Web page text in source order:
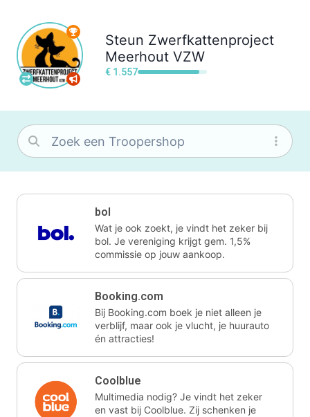
Steun Zwerfkattenproject
Meerhout VZW
€ 1.557
bol
Wat je ook zoekt, je vindt het zeker bij
bol. Je vereniging krijgt gem. 1,5%
commissie op jouw aankoop.
Booking.com
Bij Booking.com boek je niet alleen je
verblijf, maar ook je vlucht, je huurauto
én attracties!
Coolblue
Multimedia nodig? Je vindt het zeker
en vast bij Coolblue. Zij schenken je